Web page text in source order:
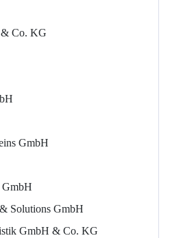
Co. KG
GmbH
GmbH
Solutions GmbH
GmbH & Co. KG